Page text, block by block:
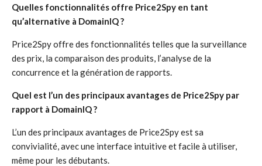
Quelles fonctionnalités offre Price2Spy en tant
qu’alternative à DomainIQ ?
Price2Spy offre des fonctionnalités telles que la surveillance
des prix, la comparaison des produits, l’analyse de la
concurrence et la génération de rapports.
Quel est l’un des principaux avantages de Price2Spy par
rapport à DomainIQ ?
L’un des principaux avantages de Price2Spy est sa
convivialité, avec une interface intuitive et facile à utiliser,
même pour les débutants.